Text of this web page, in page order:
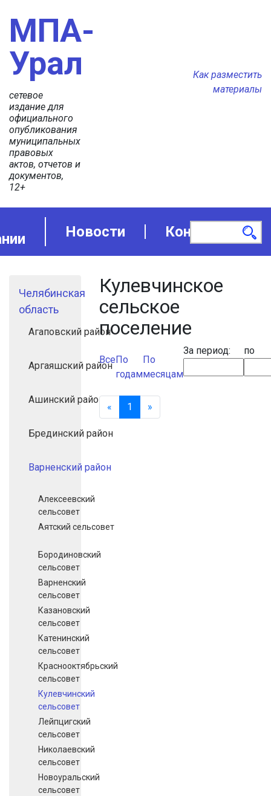
МПА-
Урал
сетевое
издание для
официального
опубликования
муниципальных
правовых
актов, отчетов и
документов,
12+
Как разместить
материалы
Новости Контакты
Челябинская
область
Агаповский район
Аргаяшский район
Ашинский район
Брединский район
Варненский район
Алексеевский
сельсовет
Аятский сельсовет
Бородиновский
сельсовет
Варненский
сельсовет
Казановский
сельсовет
Катенинский
сельсовет
Краснооктябрьский
сельсовет
Кулевчинский
сельсовет
Лейпцигский
сельсовет
Николаевский
сельсовет
Новоуральский
сельсовет
Кулевчинское
сельское
поселение
ВсеПо
годам
По
месяцам
За период: по
« Назад
1 (текущая)
»